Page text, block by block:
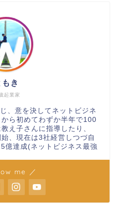
起業家
もき
、意を決してネットビジネ
ら初めてわずか半年で100
え子さんに指導したり、
、現在は3社経営しつづ自
億達成(ネットビジネス最強
me ／